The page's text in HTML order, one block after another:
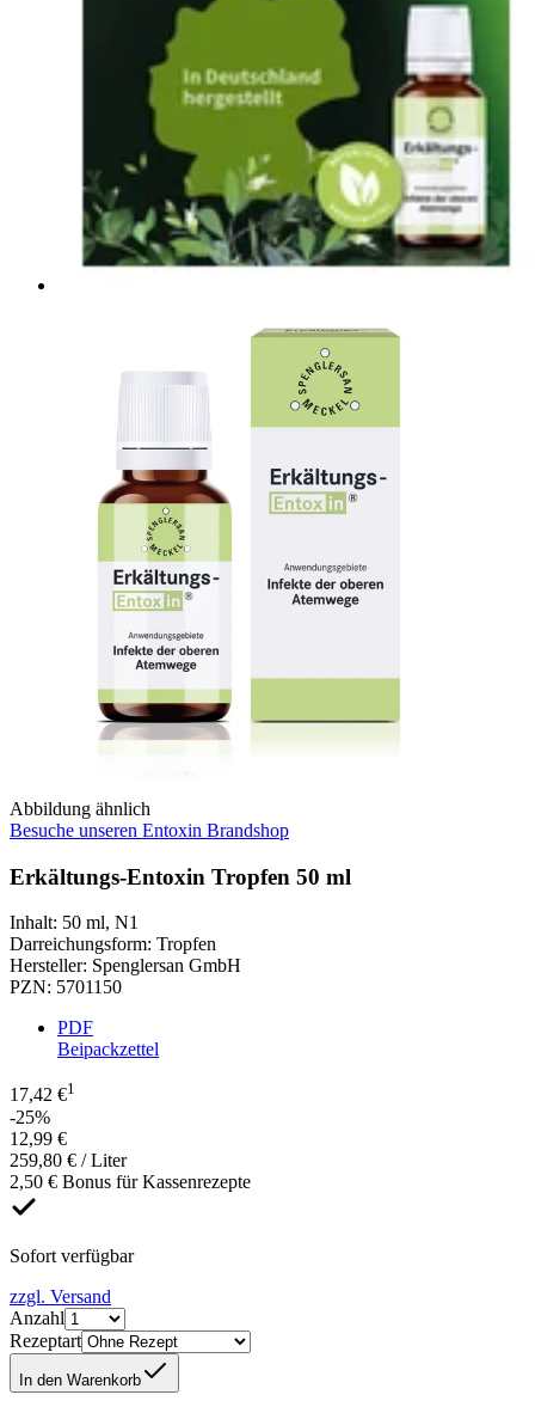
Abbildung ähnlich
Besuche unseren Entoxin Brandshop
Erkältungs-Entoxin Tropfen 50 ml
Inhalt: 50 ml, N1
Darreichungsform: Tropfen
Hersteller: Spenglersan GmbH
PZN: 5701150
PDF
Beipackzettel
17,42 €1
-25%
12,99 €
259,80 € / Liter
2,50 € Bonus für Kassenrezepte
Sofort verfügbar
zzgl. Versand
Anzahl
Rezeptart
In den Warenkorb